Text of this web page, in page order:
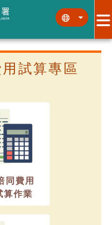
::: :::
試算專區
同費用
算作業